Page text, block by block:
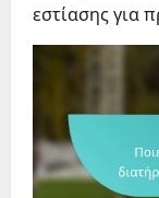
εστίασης για